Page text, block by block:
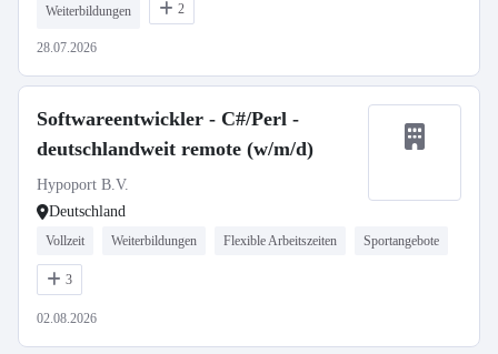
Weiterbildungen 2
28.07.2026
Softwareentwickler - C#/Perl -
deutschlandweit remote (w/m/d)
Hypoport B.V.
Deutschland
Vollzeit Weiterbildungen Flexible Arbeitszeiten Sportangebote
3
02.08.2026